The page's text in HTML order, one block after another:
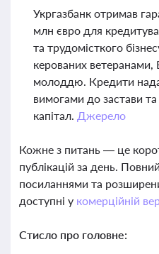
Укргазбанк отримав
млн євро для
та трудомісткого
керованих
молоддю. Кредити
вимогами до застави та
капітал. Джерело
Кожне з питань — це
публікацій за день.
посиланнями та
доступні у комерційній
Стисло про головне: